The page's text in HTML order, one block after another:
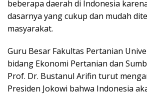
beberapa daerah di Indonesia
dasarnya yang cukup dan mudah
masyarakat.
Guru Besar Fakultas Pertanian
bidang Ekonomi Pertanian dan
Prof. Dr. Bustanul Arifin turut
Presiden Jokowi bahwa Indonesia